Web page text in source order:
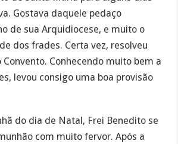
Gostava daquele pedaço
de sua Arquidiocese, e muito o
dos frades. Certa vez, resolveu
Conhecendo muito bem a
levou consigo uma boa provisão
do dia de Natal, Frei Benedito se
com muito fervor. Após a